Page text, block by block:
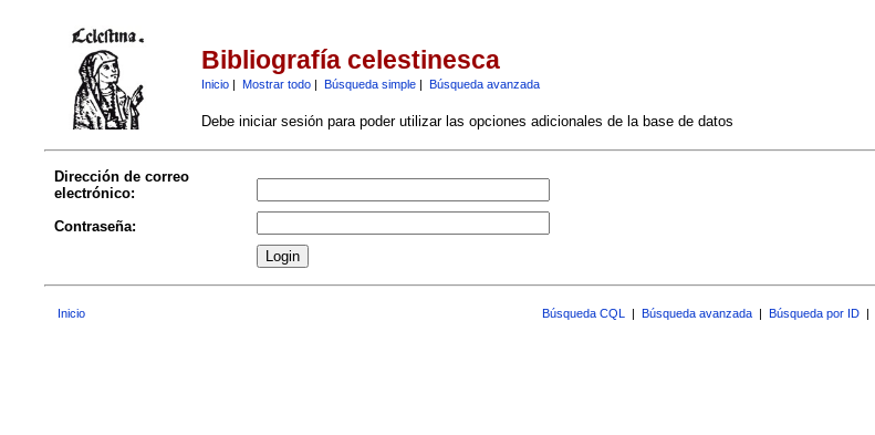
Bibliografía celestinesca
Inicio| Mostrar todo| Búsqueda simple| Búsqueda avanzada
Debe iniciar sesión para poder utilizar las opciones adicionales de la base de datos
Dirección de correo
electrónico:
Contraseña:
Inicio Búsqueda CQL | Búsqueda avanzada | Búsqueda por ID |